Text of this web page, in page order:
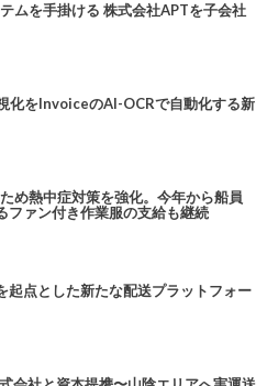
ムを手掛ける 株式会社APTを子会社
化をInvoiceのAI-OCRで自動化する新
め熱中症対策を強化。今年から船員
ファン付き作業服の支給も継続
点とした新たな配送プラットフォー